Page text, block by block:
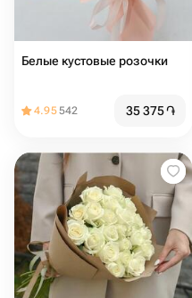
Белые кустовые розочки
4.95542 35 375֏